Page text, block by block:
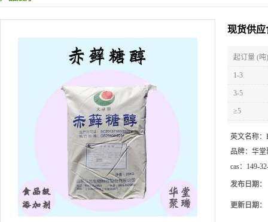
现货供应
起订量 (吨)
1-3
3-5
≥5
英文名称：
品牌： 华堂
cas： 149-
发布日期：
更新日期：